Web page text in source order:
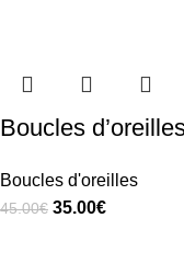
Boucles
Boucles d'oreilles
45.00€ 35.00€